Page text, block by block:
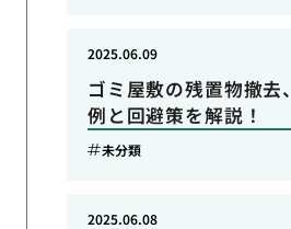
ゴミ屋敷の残置物撤去
例と回避策を解説！
2025.06.09
未分類
2025.06.08